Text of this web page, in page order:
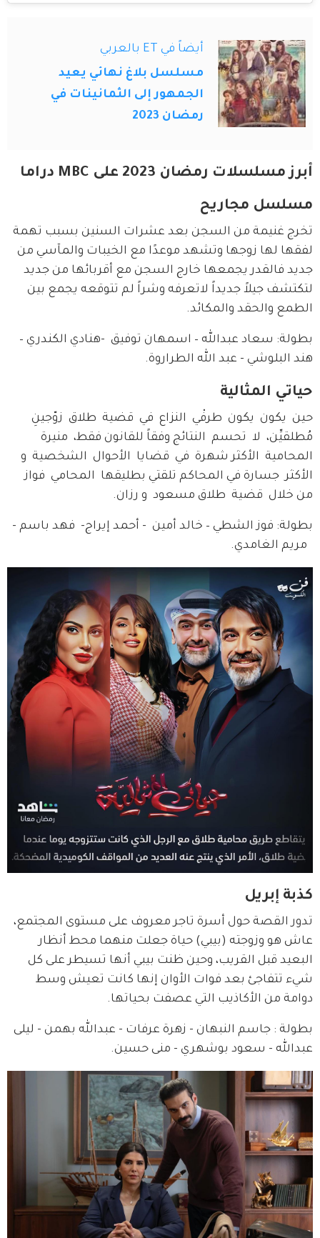
أيضاً في ET بالعربي
مسلسل بلاغ نهائي يعيد
الجمهور إلى الثمانينات في
رمضان 2023
أبرز مسلسلات رمضان 2023 على MBC دراما
مسلسل مجاريح
تخرج غنيمة من السجن بعد عشرات السنين بسبب تهمة
لفقها لها زوجها وتشهد موعدًا مع الخيبات والمآسي من
جديد فالقدر يجمعها خارج السجن مع أقربائها من جديد
لتكتشف جيلاً جديداً لاتعرفه وشراً لم تتوقعه يجمع بين
الطمع والحقد والمكائد.
بطولة: سعاد عبدالله – اسمهان توفيق  -هنادي الكندري –
هند البلوشي - عبد الله الطراروة.
حياتي المثالية
حين  يكون  يكون  طرفْي  النزاع  في  قضية  طلاق  زوّجينِ
مُطلقيِّن،  لا  تحسم  النتائج وفقاً للقانون فقط،  منيرة
المحامية  الأكثر شهرة  في  قضايا  الأحوال  الشخصية  و
الأكثر  جسارة في المحاكم تلقتي بطليقها  المحامي  فواز
من خلال  قضية  طلاق مسعود  و رزان.
بطولة: فوز الشطي – خالد أمين  - أحمد إيراج-  فهد باسم -
مريم الغامدي.
كذبة إبريل
تدور القصة حول أسرة تاجر معروف على مستوى المجتمع،
عاش هو وزوجته (بيبي) حياة جعلت منهما محط أنظار
البعيد قبل القريب، وحين ظنت بيبي أنها تسيطر على كل
شيء تتفاجئ بعد فوات الأوان إنها كانت تعيش وسط
دوامة من الأكاذيب التي عصفت بحياتها.
بطولة : جاسم النبهان - زهرة عرفات - عبدالله بهمن - ليلى
عبدالله - سعود بوشهري - منى حسين.